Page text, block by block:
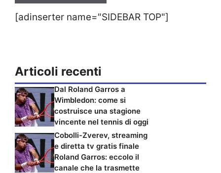
[adinserter name="SIDEBAR TOP"]
Articoli recenti
Dal Roland Garros a
Wimbledon: come si
costruisce una stagione
vincente nel tennis di oggi
Cobolli-Zverev, streaming
e diretta tv gratis finale
Roland Garros: eccolo il
canale che la trasmette